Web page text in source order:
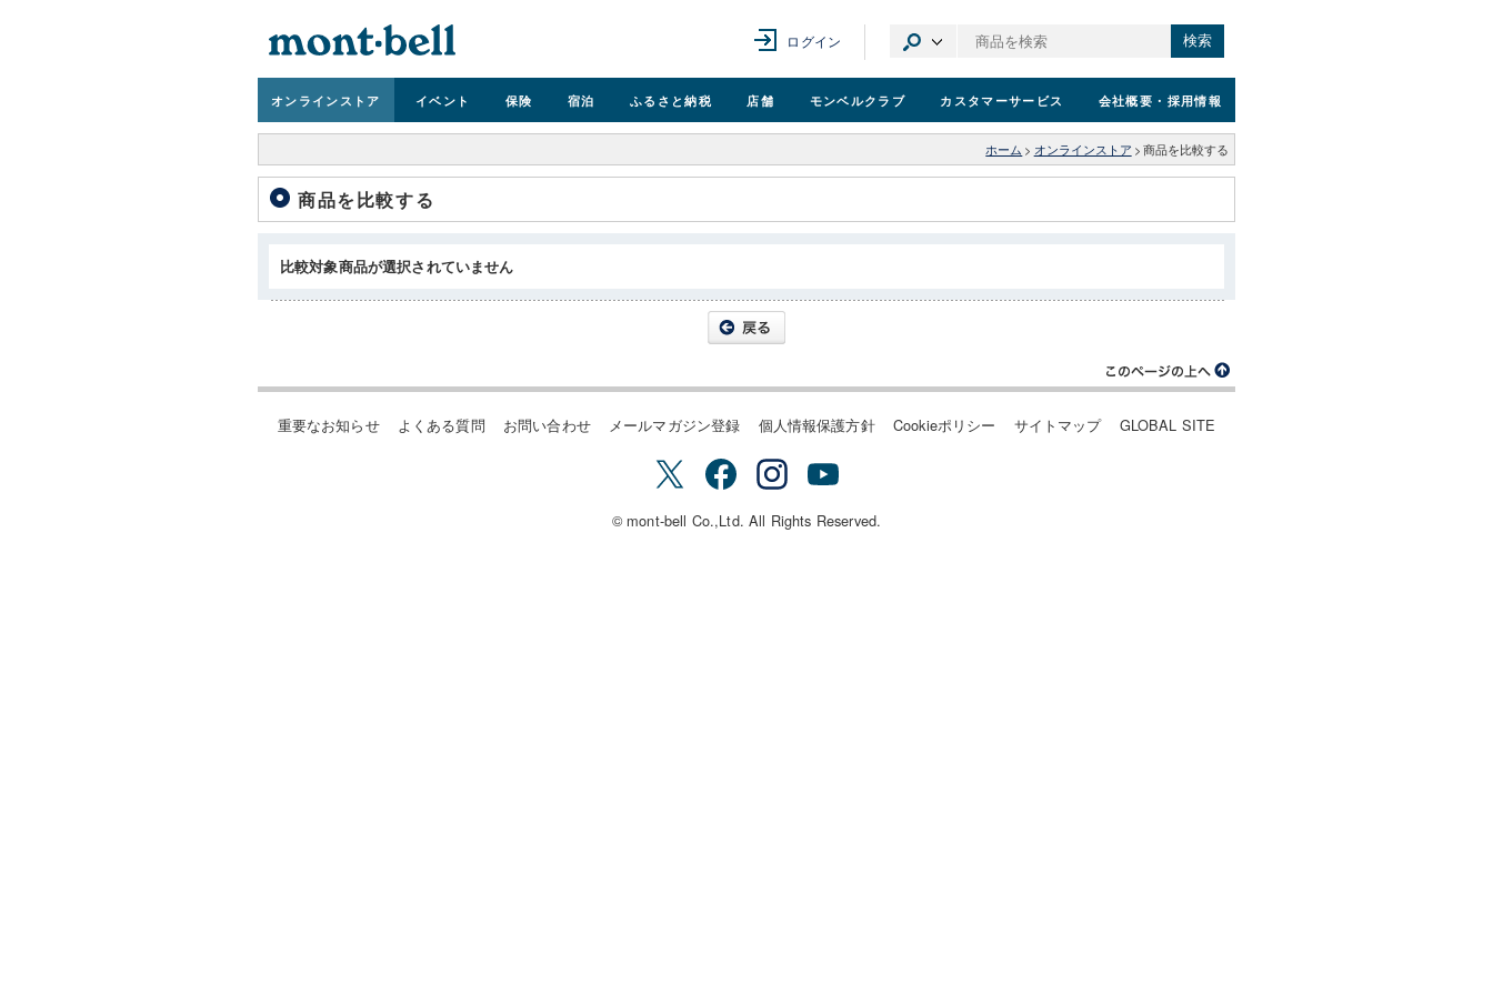
ログイン 検索
オンラインストア イベント 保険 宿泊 ふるさと納税 店舗 モンベルクラブ カスタマーサービス 会社概要 ・採用情報
ホーム > オンラインストア > 商品を比較する
商品を比較する
比較対象商品が選択されていません
重要なお知らせ よくある質問 お問い合わせ メールマガジン登録 個人情報保護方針 Cookieポリシー サイトマップ GLOBAL SITE
© mont-bell Co.,Ltd. All Rights Reserved.